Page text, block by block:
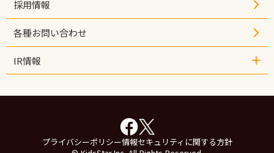
採用情報
各種お問い合わせ
IR情報
- 経営情報
- その他IR情報
プライバシーポリシー情報セキュリティに関する方針